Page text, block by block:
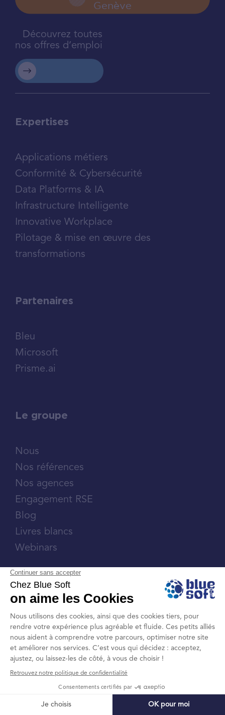
Genève
Découvrez toutes
nos offres d’emploi
Expertises
Applications métiers
Conformité & Cybersécurité
Data Platforms & IA
Infrastructure Intelligente
Innovative Workplace
Pilotage & mise en œuvre des
transformations
Partenaires
Bleu
Microsoft
Prisme.ai
Le groupe
Nous
Nos références
Nos agences
Engagement RSE
Blog
Livres blancs
Webinars
Carrière
Contact